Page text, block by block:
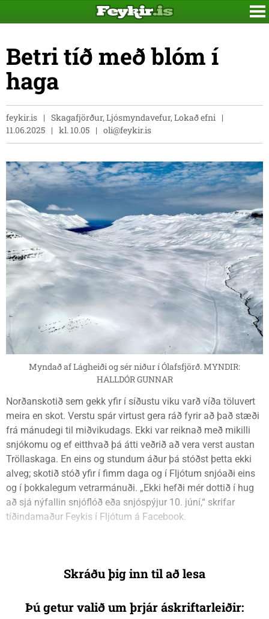
Betri tíð með blóm í
haga
feykir.is
Skagafjörður, Ljósmyndavefur, Lokað efni
11.06.2025
kl. 10.05 oli@feykir.is
Myndað af Lágheiði og sér niður í Ólafsfjörð. MYNDIR:
HALLDÓR GUNNAR
Norðanskotið sem gekk yfir í síðustu viku varð víða töluvert
meira en skot. Verstu spár virtust gera ráð fyrir að það stæði
frá mánudegi til miðvikudags. Ekki var reiknað með mikilli
snjókomu og ef eitthvað þá átti veðrið að vera verst austan
Tröllaskaga. En eins og stundum áður þá stóðst þetta ekki
alveg; skotið stóð yfir í fimm daga og í Fljótum snjóaði eins
og í þokkalegum vetrarmánuði. „Ekki hefði mér dottið í hug
að sjá nýfallin snjóflóð eða snjóspýjur 10. júní,“ skrifar
tíðindamaður Feykis í Fljótum á Facebook.
Skráðu þig inn til að lesa
Þú getur valið um þrjár áskriftarleiðir: